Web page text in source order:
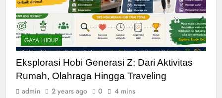
GAYA HIDUP
Eksplorasi Hobi Generasi Z: Dari Aktivitas
Rumah, Olahraga Hingga Traveling
admin 2 years ago 0 4 mins